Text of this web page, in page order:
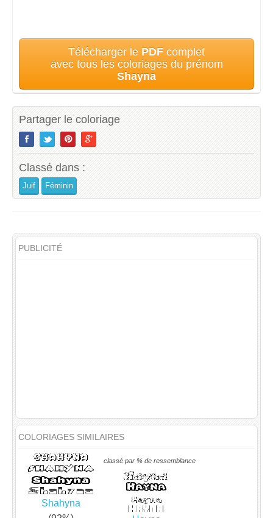
Télécharger le PDF complet
avec tous les coloriages du prénom
Shayna
Partager le coloriage
Classé dans :
Juif Féminin
PUBLICITÉ
COLORIAGES SIMILAIRES
classé par % de ressemblance
Shahyna